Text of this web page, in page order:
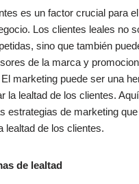
es un factor crucial para
Los clientes leales no
sino que también
de la marca y
marketing puede ser una
la lealtad de los clientes.
estrategias de marketing
lealtad de los clientes.
de lealtad